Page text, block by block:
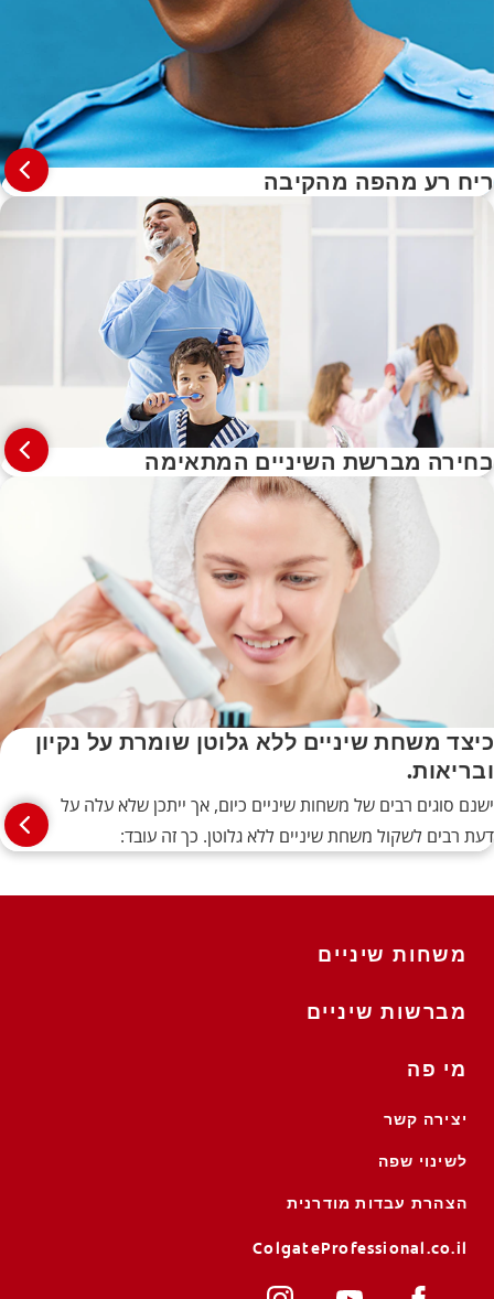
ריח רע מהפה מהקיבה
בחירה מברשת השיניים המתאימה
כיצד משחת שיניים ללא גלוטן שומרת על נקיון
ובריאות.
ישנם סוגים רבים של משחות שיניים כיום, אך ייתכן שלא עלה על
דעת רבים לשקול משחת שיניים ללא גלוטן. כך זה עובד:
משחות שיניים
מברשות שיניים
מי פה
יצירה קשר
לשינוי שפה
הצהרת עבדות מודרנית
ColgateProfessional.co.il